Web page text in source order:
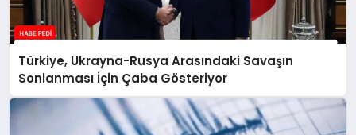
Türkiye, Ukrayna-Rusya Arasındaki Savaşın
Sonlanması İçin Çaba Gösteriyor